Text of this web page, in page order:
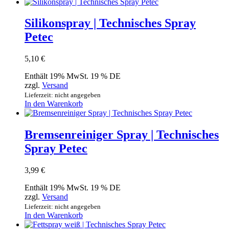
Silikonspray | Technisches Spray
Petec
5,10 €
Enthält 19% MwSt. 19 % DE
zzgl. Versand
Lieferzeit: nicht angegeben
In den Warenkorb
Bremsenreiniger Spray | Technisches
Spray Petec
3,99 €
Enthält 19% MwSt. 19 % DE
zzgl. Versand
Lieferzeit: nicht angegeben
In den Warenkorb